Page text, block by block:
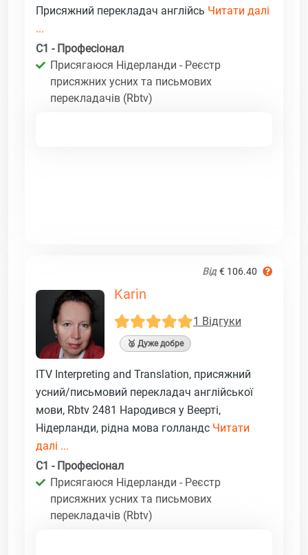
Присяжний перекладач англійсь Читати далі
...
C1 - Професіонал
Присягаюся Нідерланди - Реєстр
присяжних усних та письмових
перекладачів (Rbtv)
Від € 106.40
Karin
1 Відгуки
🥈 Дуже добре
ITV Interpreting and Translation, присяжний
усний/письмовий перекладач англійської
мови, Rbtv 2481 Народився у Веерті,
Нідерланди, рідна мова голландс Читати
далі ...
C1 - Професіонал
Присягаюся Нідерланди - Реєстр
присяжних усних та письмових
перекладачів (Rbtv)